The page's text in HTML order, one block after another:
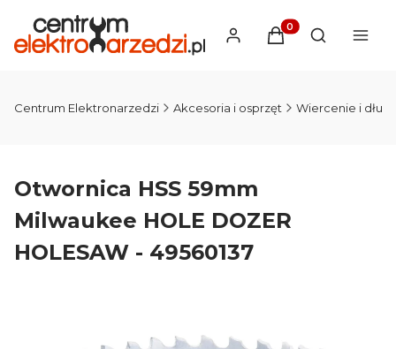
Produkty w
Otwórz
Centrum Elektronarzedzi Akcesoria i osprzęt Wiercenie i
Otwornica HSS 59mm
Milwaukee HOLE DOZER
HOLESAW - 49560137